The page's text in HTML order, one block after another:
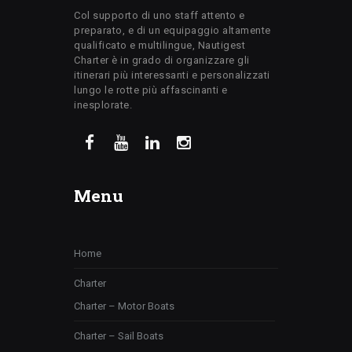
Col supporto di uno staff attento e
preparato, e di un equipaggio altamente
qualificato e multilingue, Nautigest
Charter è in grado di organizzare gli
itinerari più interessanti e personalizzati
lungo le rotte più affascinanti e
inesplorate.
Menu
Home
Charter
Charter – Motor Boats
Charter – Sail Boats